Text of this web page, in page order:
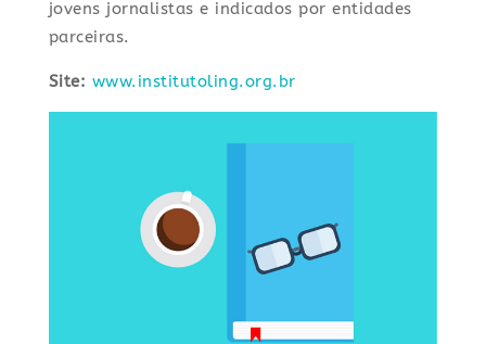
jovens jornalistas e indicados por entidades
parceiras.
Site: www.institutoling.org.br